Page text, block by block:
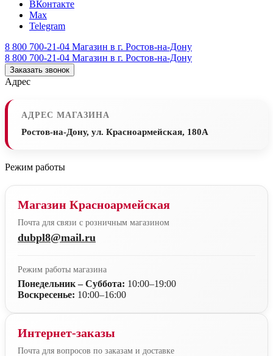
ВКонтакте
Max
Telegram
8 800 700-21-04 Магазин в г. Ростов-на-Дону
8 800 700-21-04 Магазин в г. Ростов-на-Дону
Заказать звонок
Адрес
АДРЕС МАГАЗИНА
Ростов-на-Дону, ул. Красноармейская, 180А
Режим работы
Магазин Красноармейская
Почта для связи с розничным магазином
dubpl8@mail.ru
Режим работы магазина
Понедельник – Суббота: 10:00–19:00
Воскресенье: 10:00–16:00
Интернет-заказы
Почта для вопросов по заказам и доставке